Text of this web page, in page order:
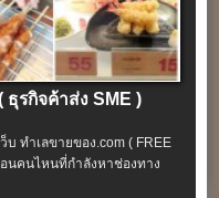
ธุรกิจค้าส่ง SME )
บ ทำเลขายของ.com ( FREE
นคนไหนที่กำลังหาช่องทาง